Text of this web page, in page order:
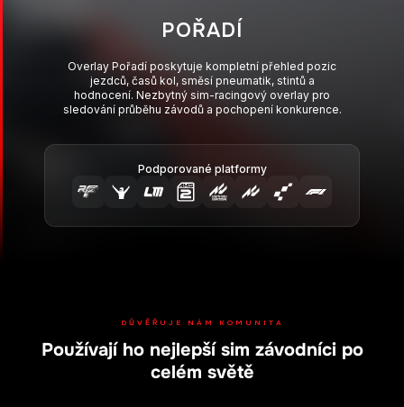
Podporované platformy
DŮVĚŘUJE NÁM KOMUNITA
Používají ho nejlepší sim závodníci po
celém světě